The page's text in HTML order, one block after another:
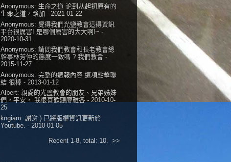
Anonymous: 生命之道 论到从起初原有的
生命之道，路加 - 2021-01-22
Anonymous: 覺得我們光鹽教會這得資訊
平台很厲害! 是哪個厲害的大大啊!~ -
2020-10-31
Anonymous:請問我們教會和長老教會總
幹事林芳仲的態度一致嗎 ? 我們教會 -
2015-11-27
Anonymous:完整的週報內容 這項點擊聯
結 很棒- 2013-01-12
Albert:親愛的光鹽教會的朋友、兄弟姊妹
們，平安， 我很喜歡聽廖雅各 - 2010-10-
25
kngiam:謝謝:) 已將版權資訊更新於
Youtube. - 2010-01-05
Recent 1-8, total: 10. >>